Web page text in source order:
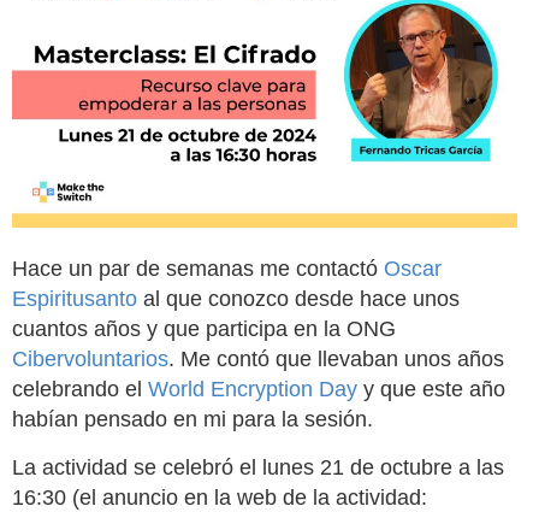
Hace un par de semanas me contactó Oscar
Espiritusanto al que conozco desde hace unos
cuantos años y que participa en la ONG
Cibervoluntarios. Me contó que llevaban unos años
celebrando el World Encryption Day y que este año
habían pensado en mi para la sesión.
La actividad se celebró el lunes 21 de octubre a las
16:30 (el anuncio en la web de la actividad: